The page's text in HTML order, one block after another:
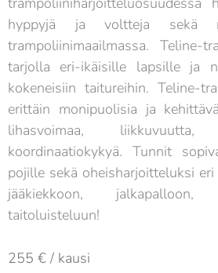
hyppyjä ja voltteja sekä
trampoliinimaailmassa. Teline-
tarjolla eri-ikäisille lapsille ja
kokeneisiin taitureihin. Teline-
erittäin monipuolisia ja
lihasvoimaa,
koordinaatiokykyä. Tunnit
pojille sekä oheisharjoitteluksi
jääkiekkoon,
taitoluisteluun!
255 € / kausi